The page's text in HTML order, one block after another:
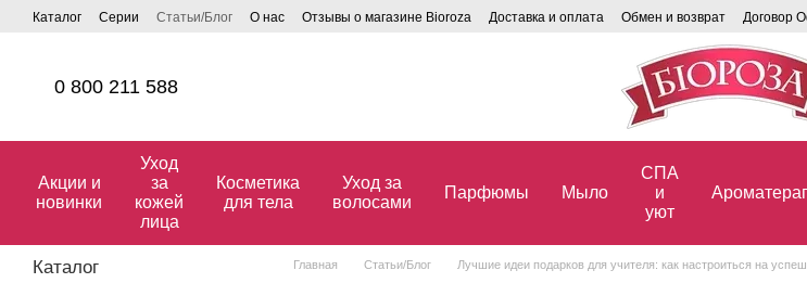
Перейти к основному контенту
Каталог Серии Статьи/Блог О нас Отзывы о магазине Bioroza Доставка и оплата Обмен и возврат Договор
0 800 211 588
Акции и
новинки
Уход
за
кожей
лица
Косметика
для тела
Уход за
волосами
Парфюмы Мыло
СПА
и
уют
Главная Статьи/Блог Лучшие идеи подарков для учителя: как настроиться на
Каталог